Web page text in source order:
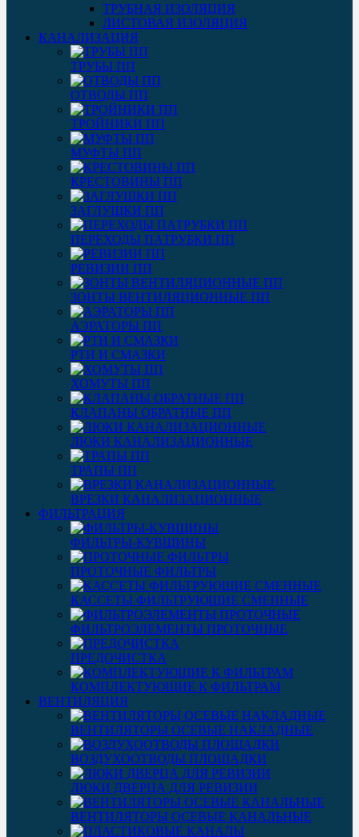
ТРУБНАЯ ИЗОЛЯЦИЯ
ЛИСТОВАЯ ИЗОЛЯЦИЯ
КАНАЛИЗАЦИЯ
ТРУБЫ ПП
ОТВОДЫ ПП
ТРОЙНИКИ ПП
МУФТЫ ПП
КРЕСТОВИНЫ ПП
ЗАГЛУШКИ ПП
ПЕРЕХОДЫ ПАТРУБКИ ПП
РЕВИЗИИ ПП
ЗОНТЫ ВЕНТИЛЯЦИОННЫЕ ПП
АЭРАТОРЫ ПП
РТИ И СМАЗКИ
ХОМУТЫ ПП
КЛАПАНЫ ОБРАТНЫЕ ПП
ЛЮКИ КАНАЛИЗАЦИОННЫЕ
ТРАПЫ ПП
ВРЕЗКИ КАНАЛИЗАЦИОННЫЕ
ФИЛЬТРАЦИЯ
ФИЛЬТРЫ-КУВШИНЫ
ПРОТОЧНЫЕ ФИЛЬТРЫ
КАССЕТЫ ФИЛЬТРУЮЩИЕ СМЕННЫЕ
ФИЛЬТРОЭЛЕМЕНТЫ ПРОТОЧНЫЕ
ПРЕДОЧИСТКА
КОМПЛЕКТУЮЩИЕ К ФИЛЬТРАМ
ВЕНТИЛЯЦИЯ
ВЕНТИЛЯТОРЫ ОСЕВЫЕ НАКЛАДНЫЕ
ВОЗДУХООТВОДЫ ПЛОЩАДКИ
ЛЮКИ ДВЕРЦА ДЛЯ РЕВИЗИИ
ВЕНТИЛЯТОРЫ ОСЕВЫЕ КАНАЛЬНЫЕ